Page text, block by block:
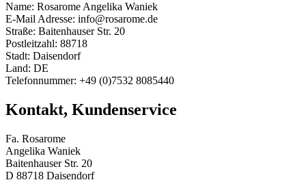
Name: Rosarome Angelika Waniek
E-Mail Adresse: info@rosarome.de
Straße: Baitenhauser Str. 20
Postleitzahl: 88718
Stadt: Daisendorf
Land: DE
Telefonnummer: +49 (0)7532 8085440
Kontakt, Kundenservice
Fa. Rosarome
Angelika Waniek
Baitenhauser Str. 20
D 88718 Daisendorf